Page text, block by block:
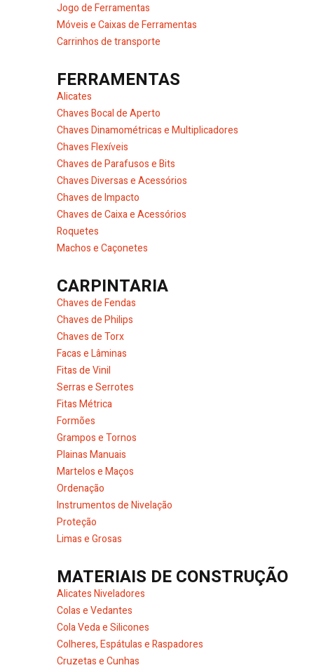
Jogo de Ferramentas
Móveis e Caixas de Ferramentas
Carrinhos de transporte
FERRAMENTAS
Alicates
Chaves Bocal de Aperto
Chaves Dinamométricas e Multiplicadores
Chaves Flexíveis
Chaves de Parafusos e Bits
Chaves Diversas e Acessórios
Chaves de Impacto
Chaves de Caixa e Acessórios
Roquetes
Machos e Caçonetes
CARPINTARIA
Chaves de Fendas
Chaves de Philips
Chaves de Torx
Facas e Lâminas
Fitas de Vinil
Serras e Serrotes
Fitas Métrica
Formões
Grampos e Tornos
Plainas Manuais
Martelos e Maços
Ordenação
Instrumentos de Nivelação
Proteção
Limas e Grosas
MATERIAIS DE CONSTRUÇÃO
Alicates Niveladores
Colas e Vedantes
Cola Veda e Silicones
Colheres, Espátulas e Raspadores
Cruzetas e Cunhas